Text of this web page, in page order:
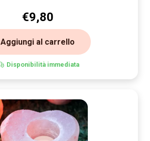
€9,80
Aggiungi al carrello
Disponibilità immediata